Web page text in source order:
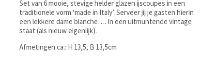
Set van 6 mooie, stevige helder glazen ijscoupes in een
traditionele vorm ‘made in Italy’. Serveer jij je gasten hierin
een lekkere dame blanche…. In een uitmuntende vintage
staat (als nieuw eigenlijk).
Afmetingen ca.: H 13,5, B 13,5cm